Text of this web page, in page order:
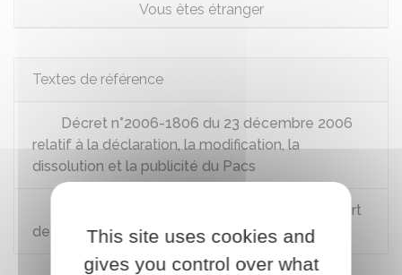
Vous êtes étranger
Textes de référence
Décret n°2006-1806 du 23 décembre 2006
relatif à la déclaration, la modification, la
dissolution et la publicité du Pacs
Circulaire du 10 mai 2017 relative au transfert
des Pacs aux officiers d'état civil
This site uses cookies and
gives you control over what